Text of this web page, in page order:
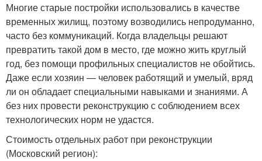
Многие старые постройки использовались в качестве
временных жилищ, поэтому возводились непродуманно,
часто без коммуникаций. Когда владельцы решают
превратить такой дом в место, где можно жить круглый
год, без помощи профильных специалистов не обойтись.
Даже если хозяин — человек работящий и умелый, вряд
ли он обладает специальными навыками и знаниями. А
без них провести реконструкцию с соблюдением всех
технологических норм не удастся.
Стоимость отдельных работ при реконструкции
(Московский регион):